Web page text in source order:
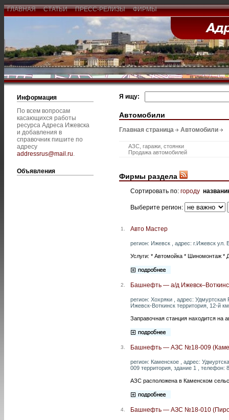
ГЛАВНАЯ СТАТЬИ ПРЕСС-РЕЛИЗЫ ФИРМЫ
Информация
По всем вопросам
касающихся работы
ресурса Адреса Ижевска
и добавления в
справочник пишите по
адресу
addressrus@mail.ru.
Объявления
Я ищу:
Автомобили
Главная страница Автомобили
АЗС, гаражи, стоянки
Продажа автомобилей
Фирмы раздела
Сортировать по: городу
Выберите регион:
1. Авто Мастер
регион: Ижевск , адрес: г.Ижевск
Услуги: * Автомойка * Шиномонтаж *
2. Башнефть — а/д
регион: Хохряки , адрес:
Ижевск-Воткинск территория, 12-й
Заправочная станция находится на
3. Башнефть — АЗС №18-009
регион: Каменское , адрес:
009 территория, здание 1 , телефон:
АЗС расположена в Каменском
4. Башнефть — АЗС №18-010